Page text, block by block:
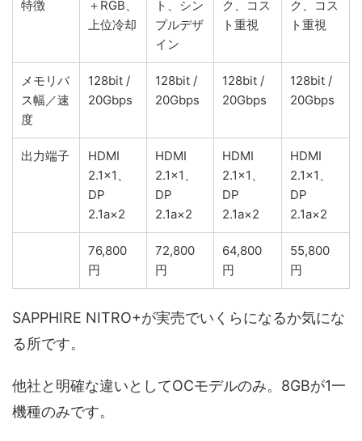
特徴
＋RGB、
上位冷却
ト、シン
プルデザ
イン
ク、コス
ト重視
ク、コス
ト重視
メモリバ
ス幅／速
度
128bit /
20Gbps
128bit /
20Gbps
128bit /
20Gbps
128bit /
20Gbps
出力端子
HDMI
2.1×1、
DP
2.1a×2
HDMI
2.1×1、
DP
2.1a×2
HDMI
2.1×1、
DP
2.1a×2
HDMI
2.1×1、
DP
2.1a×2
76,800
円
72,800
円
64,800
円
55,800
円
SAPPHIRE NITRO+が実売でいくらになるか気にな
る所です。
他社と明確な違いとしてOCモデルのみ。8GBが1一
機種のみです。